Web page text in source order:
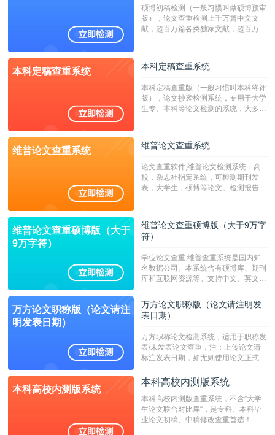
硕博初稿检测（一般习惯叫做硕博预审
版），论文查重检测上千万篇中文文
献，超百万篇各类独家文献，超百万港
校用来检测硕博论文的系统，检测范围
广，数据来源真实，检测算法合理!本
字符数30万）
本科定稿查重系统 本科定稿查重系统
本科定稿查重版（一般习惯叫本科终评
版），论文抄袭检测系统，专用于大学
生专、本科等论文检测的系统，大多数
维普论文查重系统 维普论文查重系统
论文查重软件,维普论文检测系统：高
校，杂志社指定系统，可检测期刊发
表，大学生，硕博等论文。检测报告支
维普论文查重硕博版（大于
9万字符）
维普论文查重硕博版（大于9万字
符）
学位论文查重,维普查重系统是国内知
名数据公司。本系统含有硕博库、期刊
库和互联网资源等。支持中文、英文、
定院校！！！
万方论文职称版（论文请注
明发表日期）
万方论文职称版（论文请注明发
表日期）
万方职称论文检测系统，适用于职称发
表/未发表论文查重，注：上传论文请
标注发表日期，如无则使用论文正式发
成时间作为发表日期。
本科高校内测版系统
本科高校内测版系统
本科高校内测版查重系统，不含”大学
生论文联合对比库“，是专科、本科毕
业论文初稿、中稿修改查重首选！——